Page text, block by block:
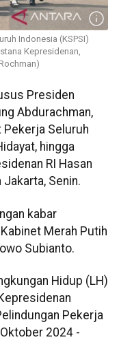
Indonesia (KSPSI)
Kepresidenan,
Presiden
Abdurachman,
Seluruh
hingga
RI Hasan
Senin.
kabar
Merah Putih
Subianto.
Hidup (LH)
Pekerja
2024 -